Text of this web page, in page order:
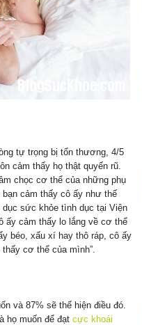
tự trọng bị tổn thương, 4/5
cảm thấy họ thật quyến rũ.
chọc cơ thể của những phụ
cảm thấy cô ấy như thế
dục sức khỏe tình dục tại Viện
ấy cảm thấy lo lắng về cơ thể
béo, xấu xí hay thô ráp, cô ấy
cơ thể của mình”.
và 87% sẽ thể hiện điều đó.
họ muốn để đạt cực khoái